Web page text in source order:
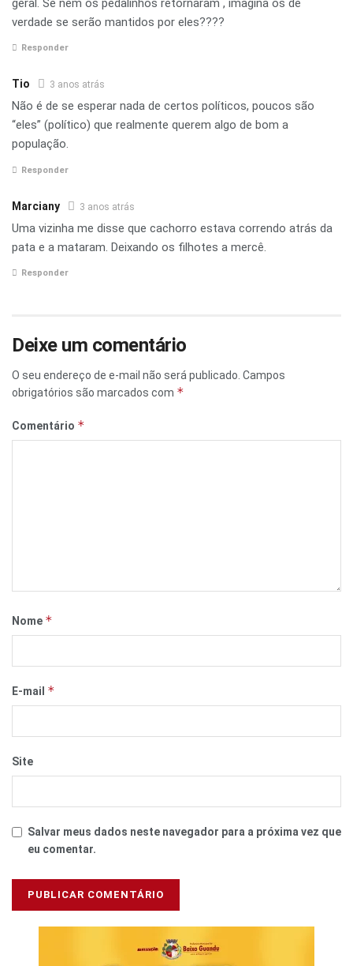
geral. Se nem os pedalinhos retornaram , imagina os de
verdade se serão mantidos por eles????
Responder
Tio 3 anos atrás
Não é de se esperar nada de certos políticos, poucos são
“eles” (político) que realmente querem algo de bom a
população.
Responder
Marciany 3 anos atrás
Uma vizinha me disse que cachorro estava correndo atrás da
pata e a mataram. Deixando os filhotes a mercê.
Responder
Deixe um comentário
O seu endereço de e-mail não será publicado. Campos
obrigatórios são marcados com *
Comentário *
Nome *
E-mail *
Site
Salvar meus dados neste navegador para a próxima vez que
eu comentar.